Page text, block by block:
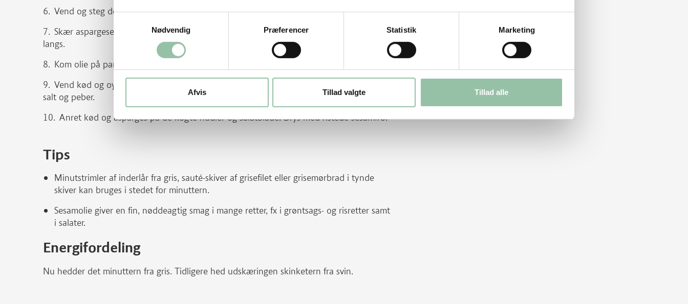
Nødvendig
Præferencer Statistik Marketing
Afvis Tillad valgte Tillad alle
Vend og steg det yderligere 1½ minut, i alt ca. 3 minutter. Tag kødet af panden.
Skær aspargesene i ca. 6 cm lange stykker på skrå - skær også de tykke igennem på
langs.
Kom olie på panden. Lad den blive varm og svits aspargesene i 4-5 minutter.
Vend kød og oystersauce i aspargesene og smag til med sukker, 1-2 spsk citronsaft,
salt og peber.
Anret kød og asparges på de kogte nudler og salatblade. Drys med ristede sesamfrø.
Tips
Minutstrimler af inderlår fra gris, sauté-skiver af grisefilet eller grisemørbrad i tynde
skiver kan bruges i stedet for minuttern.
Sesamolie giver en fin, nøddeagtig smag i mange retter, fx i grøntsags- og risretter samt
i salater.
Energifordeling
Nu hedder det minuttern fra gris. Tidligere hed udskæringen skinketern fra svin.